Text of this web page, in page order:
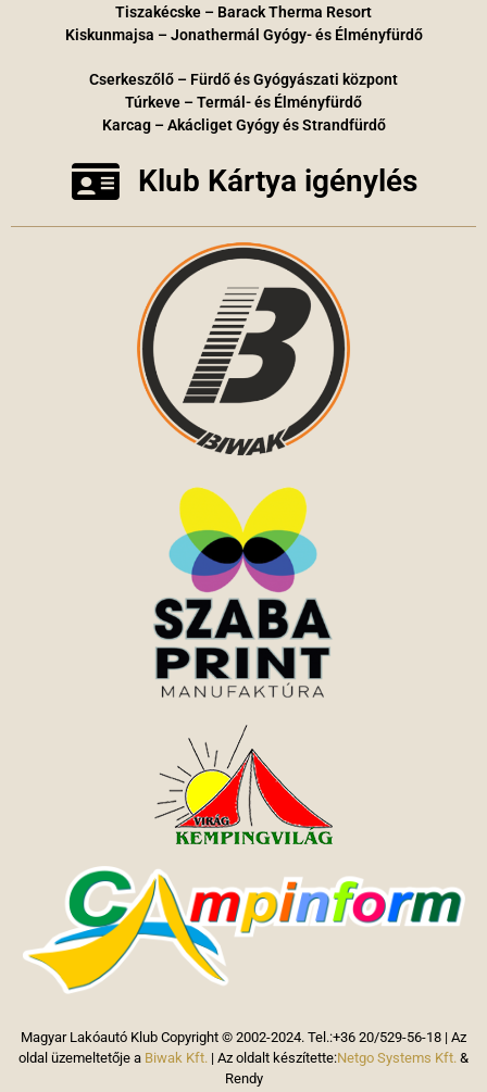
Tiszakécske – Barack Therma Resort
Kiskunmajsa – Jonathermál Gyógy- és Élményfürdő
Cserkeszőlő – Fürdő és Gyógyászati központ
Túrkeve – Termál- és Élményfürdő
Karcag – Akácliget Gyógy és Strandfürdő
Klub Kártya igénylés
Magyar Lakóautó Klub Copyright © 2002-2024. Tel.:+36 20/529-56-18 | Az
oldal üzemeltetője a Biwak Kft. | Az oldalt készítette:Netgo Systems Kft. &
Rendy